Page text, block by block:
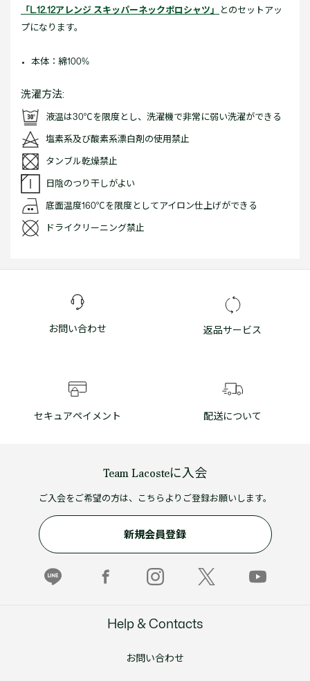
「L.12.12アレンジ スキッパーネックポロシャツ」 とのセットアッ
プになります。
本体：綿100%
洗濯方法:
液温は30℃を限度とし、洗濯機で非常に弱い洗濯ができる
塩素系及び酸素系漂白剤の使用禁止
タンブル乾燥禁止
日陰のつり干しがよい
底面温度160℃を限度としてアイロン仕上げができる
ドライクリーニング禁止
お問い合わせ 返品サービス
セキュアペイメント 配送について
Team Lacosteに入会
ご入会をご希望の方は、こちらよりご登録お願いします。
新規会員登録
Help & Contacts
お問い合わせ